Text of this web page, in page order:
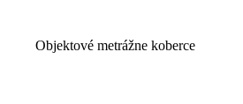
Objektové metrážne koberce